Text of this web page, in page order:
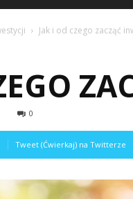
Jak i od czego zacząć
0
Tweet (Ćwierkaj) na Twitterze